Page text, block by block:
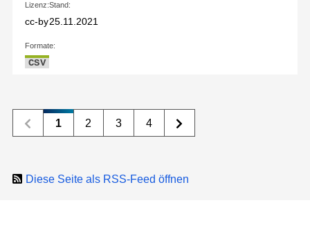
Lizenz:
cc-by
Stand:
25.11.2021
Formate:
CSV
1 2 3 4
Diese Seite als RSS-Feed öffnen